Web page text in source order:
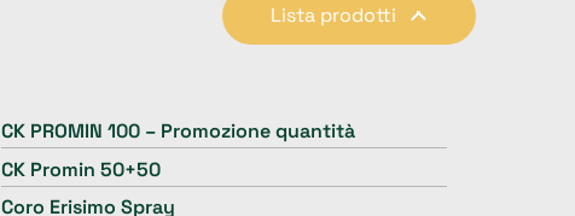
Lista prodotti
CK PROMIN 100 – Promozione quantità
CK Promin 50+50
Coro Erisimo Spray